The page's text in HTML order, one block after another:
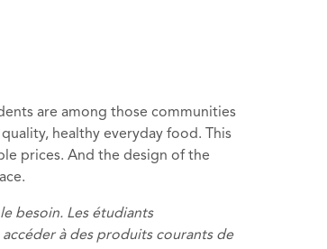
are among those communities
healthy everyday food. This
prices. And the design of the
besoin. Les étudiants
à des produits courants de